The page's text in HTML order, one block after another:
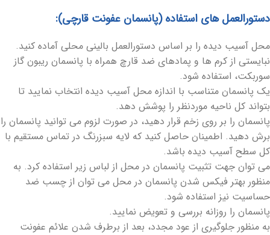
دستورالعمل های استفاده (پانسمان عفونت قارچی):
محل آسیب دیده را بر اساس دستورالعمل بالینی محلی آماده کنید.
نبایستی از کرم ها و پمادهای ضد قارچ همراه با پانسمان ریبون گاز
سوربکت، استفاده شود.
یک پانسمان متناسب با اندازه محل آسیب دیده انتخاب نمایید تا
بتواند کل ناحیه موردنظر را پوشش دهد.
پانسمان را بر روی زخم قرار دهید، در صورت لزوم می توانید پانسمان را
برش دهید. اطمینان حاصل کنید که لایه سبزرنگ در تماس مستقیم با
کل سطح آسیب دیده باشد.
می توان جهت تثبیت پانسمان در محل از لباس زیر استفاده کرد. به
منظور بهتر فیکس شدن پانسمان در محل می توان از چسب ضد
حساسیت نیز استفاده شود.
پانسمان را روزانه بررسی و تعویض نمایید.
به منظور جلوگیری از عود مجدد، بعد از برطرف شدن علائم عفونت